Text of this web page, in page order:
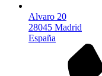
Alvaro 20
28045 Madrid
España